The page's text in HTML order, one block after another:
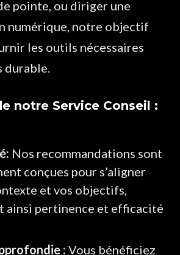
pointe, ou diriger une
numérique, notre objectif
les outils nécessaires
durable.
notre Service Conseil :
Nos recommandations sont
conçues pour s’aligner
et vos objectifs,
ainsi pertinence et efficacité
: Vous bénéficiez